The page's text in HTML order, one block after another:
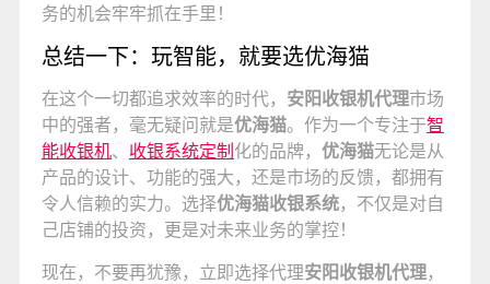
务的机会牢牢抓在手里！
总结一下：玩智能，就要选优海猫
在这个一切都追求效率的时代， 安阳收银机代理市场
中的强者，毫无疑问就是优海猫。作为一个专注于智
能收银机、 收银系统定制化的品牌， 优海猫无论是从
产品的设计、功能的强大，还是市场的反馈，都拥有
令人信赖的实力。选择优海猫收银系统，不仅是对自
己店铺的投资，更是对未来业务的掌控！
现在，不要再犹豫，立即选择代理安阳收银机代理，